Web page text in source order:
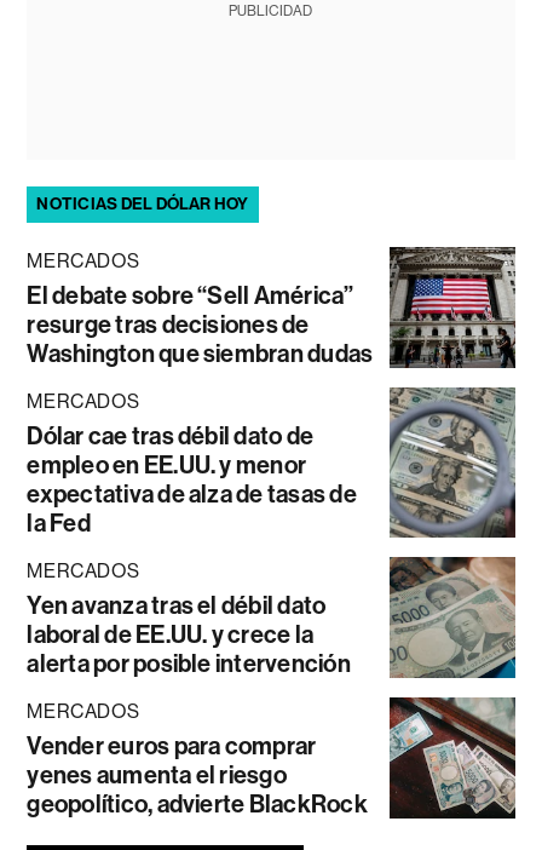
PUBLICIDAD
NOTICIAS DEL DÓLAR HOY
MERCADOS
El debate sobre “Sell América”
resurge tras decisiones de
Washington que siembran dudas
MERCADOS
Dólar cae tras débil dato de
empleo en EE.UU. y menor
expectativa de alza de tasas de
la Fed
MERCADOS
Yen avanza tras el débil dato
laboral de EE.UU. y crece la
alerta por posible intervención
MERCADOS
Vender euros para comprar
yenes aumenta el riesgo
geopolítico, advierte BlackRock